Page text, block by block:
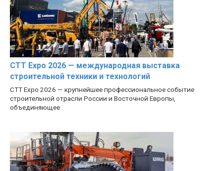
CTT Expo 2026 — международная выставка
строительной техники и технологий
CTT Expo 2026 — крупнейшее профессиональное событие
строительной отрасли России и Восточной Европы,
объединяющее